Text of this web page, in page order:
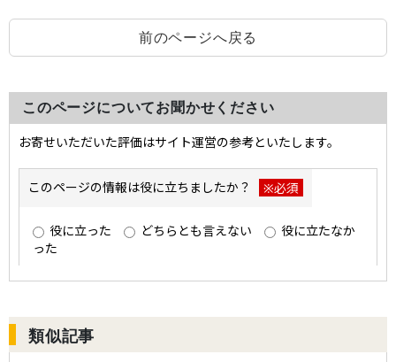
前のページへ戻る
このページについてお聞かせください
類似記事